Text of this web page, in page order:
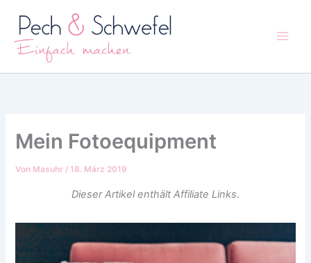
Inhalt
springen
Mein Fotoequipment
Von Masuhr /18. März 2019
Dieser Artikel enthält Affiliate Links.